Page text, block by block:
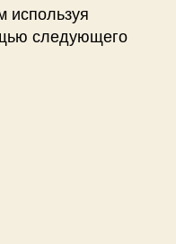
используя
следующего